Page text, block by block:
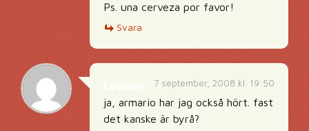
Ps. una cerveza por favor!
Svara
7 september, 2008 kl. 19:50
ja, armario har jag också hört. fast
det kanske är byrå?